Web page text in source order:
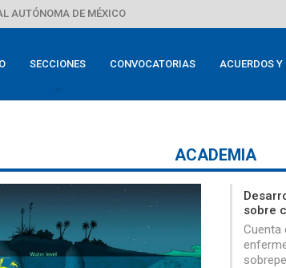
AUTÓNOMA DE MÉXICO
SECCIONES CONVOCATORIAS ACUERDOS
ACADEMIA
sobre
Cuenta